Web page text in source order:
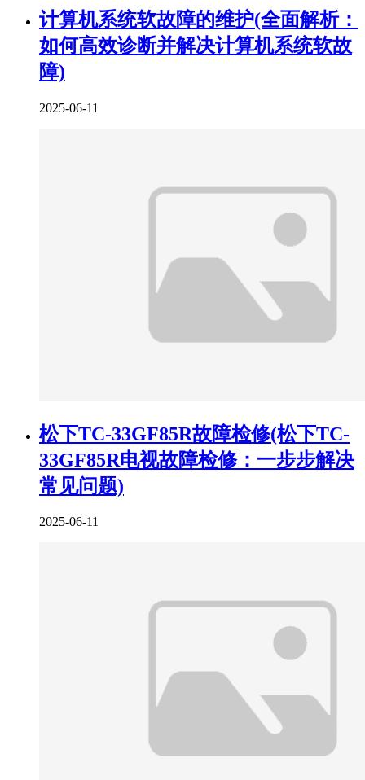
计算机系统软故障的维护(全面解析：
如何高效诊断并解决计算机系统软故
障)
2025-06-11
松下TC-33GF85R故障检修(松下TC-
33GF85R电视故障检修：一步步解决
常见问题)
2025-06-11